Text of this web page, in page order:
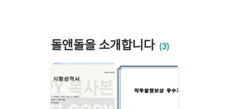
돌앤돌을 소개합니다 (3)